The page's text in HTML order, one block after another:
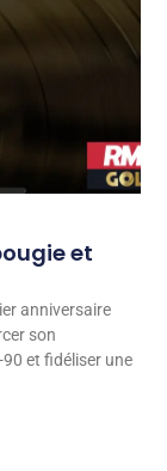
et
anniversaire
son
et fidéliser une